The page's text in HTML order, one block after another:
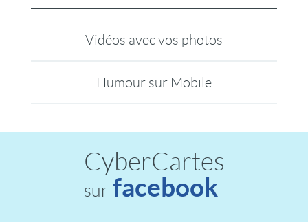
Vidéos avec vos photos
Humour sur Mobile
CyberCartes
sur facebook